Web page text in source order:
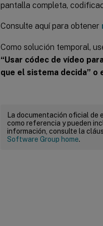
pantalla completa,
Consulte aquí para obtener
Como solución temporal,
“Usar códec de vídeo
que el sistema decida” o
La documentación oficial de
como referencia y pueden
información, consulte la
Software Group home.